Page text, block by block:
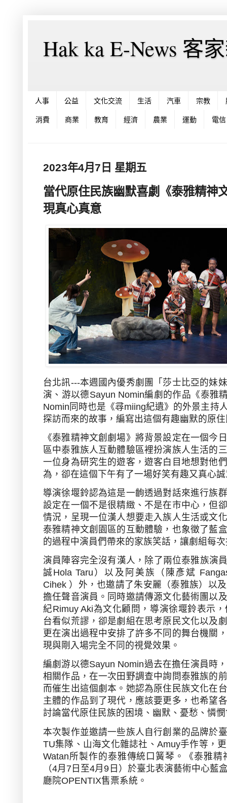
Hak ka E-News 客
人事 公益 文化交流 生活 汽車 宗教
消費 商業 教育 經濟 農業 運動 電信
2023年4月7日 星期五
當代原住民族幽默喜劇《泰雅精神
現真心真意
台北訊---本週國內優秀劇團「莎士比亞的妹
演、游以德Sayun Nomin編劇的作品《泰雅
Nomin 同時也是《尋miing紀遺》的外景主持
探訪而來的故事，編寫出這個有趣幽默的原
《泰雅精神文創劇場》將背景設定在一個今
區中泰雅族人互動體驗區裡扮演族人生活的
一位身為研究生的遊客，遊客白目地想對他
為，卻在這個下午有了一場好笑有趣又真心
導演徐堰鈴認為這是一齣透過對話來進行族
設定在一個不是很精緻、不是在市中心，但
情況，呈現一位漢人想要走入族人生活或文
泰雅精神文創園區的互動體驗，也象徵了藍
的過程中演員們帶來的家族笑話，讓劇組每
演員陣容完全沒有漢人，除了兩位泰雅族演
誠 Hola Taru ）以及阿美族（陳彥斌
Cihek ）外，也邀請了朱安麗（泰雅族）以
擔任聲音演員。同時邀請傳源文化藝術團以
紀Rimuy Aki為文化顧問，導演徐堰鈴表示
台看似荒謬，卻是劇組在思考原民文化以及
更在演出過程中安排了許多不同的舞台機關
現與剛入場完全不同的視覺效果。
編劇游以德Sayun Nomin過去在擔任演員時
相關作品，在一次田野調查中詢問泰雅族的
而催生出這個劇本。她認為原住民族文化在
主體的作品到了現代，應該要更多，也希望
討論當代原住民族的困境、幽默、憂愁、憐
本次製作並邀請一些族人自行創業的品牌於
TU集隊、山海文化雜誌社、 Amuy手作等，
Watan所製作的泰雅傳統口簧琴。《泰雅
（4月 7 日至4月9 日）於臺北表演藝術中心藍
廳院OPENTIX售票系統。